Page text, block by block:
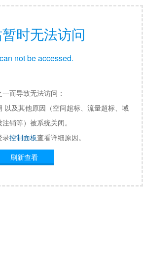
时无法访问
not be accessed.
而导致无法访问：
以及其他原因（空间超标、流量超标、域
销等）被系统关闭。
录控制面板查看详细原因。
刷新查看